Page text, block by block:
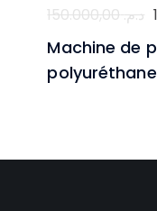
Machine de
polyuréthane
د.م.150.000,00